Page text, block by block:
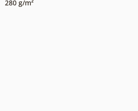
280 g/m²